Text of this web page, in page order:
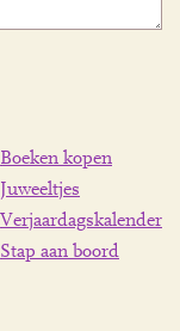
Boeken kopen
Juweeltjes
Verjaardagskalender
Stap aan boord